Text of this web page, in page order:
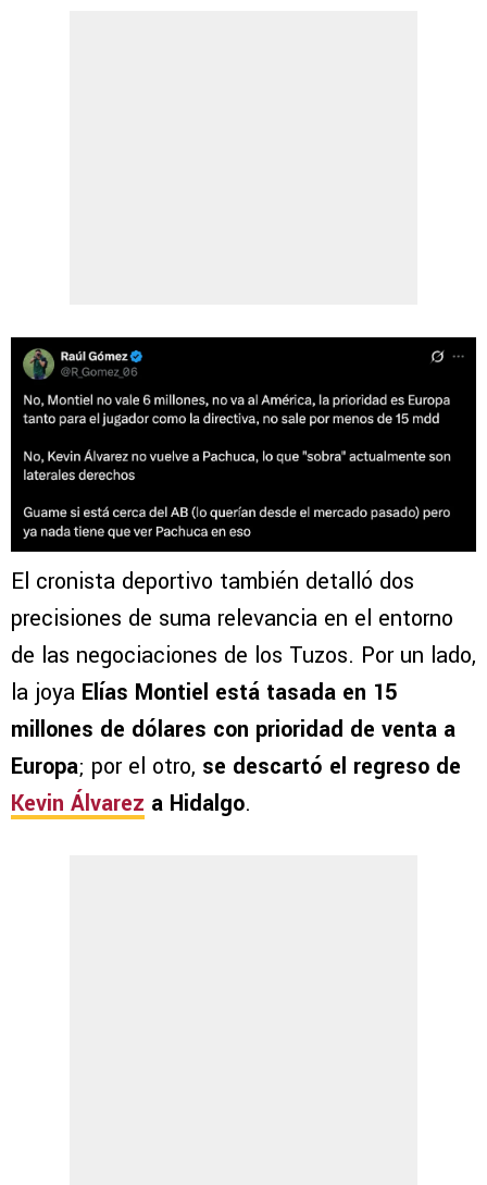
El cronista deportivo también detalló dos
precisiones de suma relevancia en el entorno
de las negociaciones de los Tuzos. Por un lado,
la joya Elías Montiel está tasada en 15
millones de dólares con prioridad de venta a
Europa; por el otro, se descartó el regreso de
Kevin Álvarez a Hidalgo.